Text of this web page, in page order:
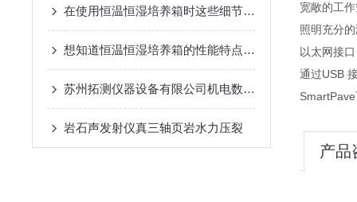
在使用恒温恒湿培养箱时这些细节要注意了
想知道恒温恒湿培养箱的性能特点就看看这些吧
苏州拓测仪器设备有限公司机电数控高压直剪仪的研发和使用说明
岩石声发射仪真三轴页岩水力压裂
宽敞的工
照明充分
以太网接
通过USB
产品